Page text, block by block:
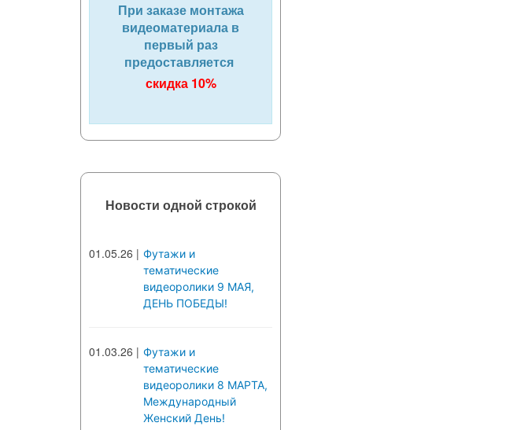
При заказе монтажа
видеоматериала в
первый раз
предоставляется
скидка 10%
Новости одной строкой
01.05.26 | Футажи и
тематические
видеоролики 9 МАЯ,
ДЕНЬ ПОБЕДЫ!
01.03.26 | Футажи и
тематические
видеоролики 8 МАРТА,
Международный
Женский День!